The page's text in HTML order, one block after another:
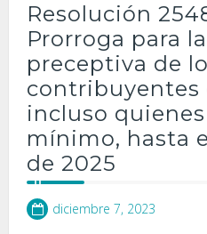
Resolución
Prorroga para
preceptiva de
contribuyentes
incluso
mínimo, hasta
de 2025
diciembre 7, 2023